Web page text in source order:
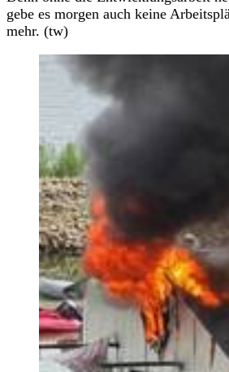
gebe es morgen auch keine
mehr. (tw)